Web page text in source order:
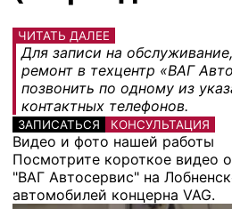
ЧИТАТЬ ДАЛЕЕ
Для записи на
ремонт в техцентр «ВАГ
позвонить по одному из
контактных телефонов.
ЗАПИСАТЬСЯ КОНСУЛЬТАЦИЯ
Видео и фото нашей работы
Посмотрите короткое видео
"ВАГ Автосервис" на
автомобилей концерна VAG.